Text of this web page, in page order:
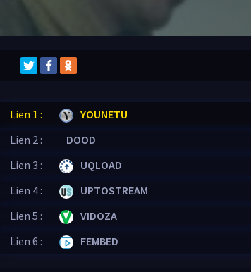
Lien 1 : YOUNETU
Lien 2 :
DOOD
Lien 3 :
UQLOAD
Lien 4 :
UPTOSTREAM
Lien 5 :
VIDOZA
Lien 6 :
FEMBED